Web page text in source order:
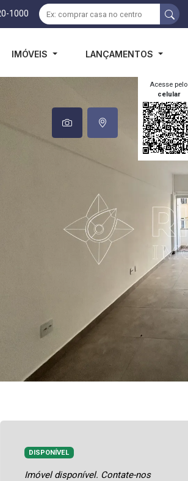
1000
IMÓVEIS LANÇAMENTOS
Acesse pelo
celular
DISPONÍVEL
Imóvel disponível. Contate-nos